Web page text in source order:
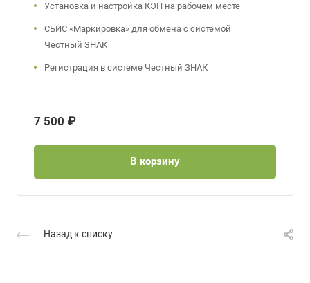
Установка и настройка КЭП на рабочем месте
СБИС «Маркировка» для обмена с системой
Честный ЗНАК
Регистрация в системе Честный ЗНАК
7 500 ₽
В корзину
Назад к списку